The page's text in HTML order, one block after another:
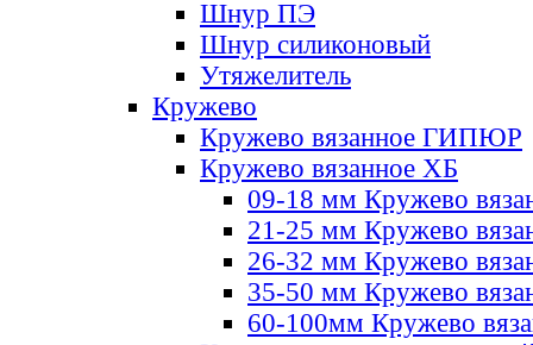
Шнур ПЭ
Шнур силиконовый
Утяжелитель
Кружево
Кружево вязанное ГИПЮР
Кружево вязанное ХБ
09-18 мм Кружево
21-25 мм Кружево
26-32 мм Кружево
35-50 мм Кружево
60-100мм Кружево